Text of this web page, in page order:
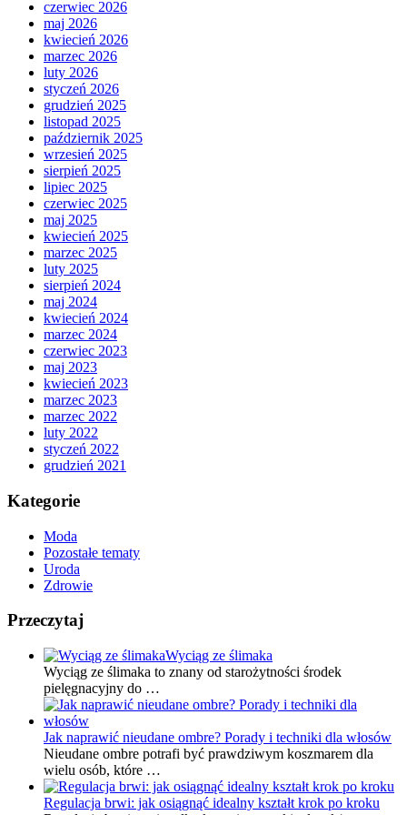
czerwiec 2026
maj 2026
kwiecień 2026
marzec 2026
luty 2026
styczeń 2026
grudzień 2025
listopad 2025
październik 2025
wrzesień 2025
sierpień 2025
lipiec 2025
czerwiec 2025
maj 2025
kwiecień 2025
marzec 2025
luty 2025
sierpień 2024
maj 2024
kwiecień 2024
marzec 2024
czerwiec 2023
maj 2023
kwiecień 2023
marzec 2023
marzec 2022
luty 2022
styczeń 2022
grudzień 2021
Kategorie
Moda
Pozostałe tematy
Uroda
Zdrowie
Przeczytaj
Wyciąg ze ślimaka
Wyciąg ze ślimaka to znany od starożytności środek
pielęgnacyjny do …
Jak naprawić nieudane ombre? Porady i techniki dla włosów
Nieudane ombre potrafi być prawdziwym koszmarem dla
wielu osób, które …
Regulacja brwi: jak osiągnąć idealny kształt krok po kroku